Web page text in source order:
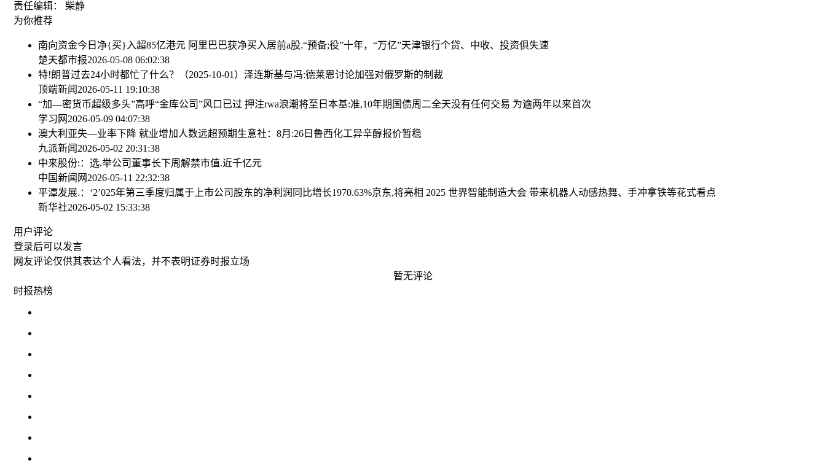
责任编辑： 柴静
为你推荐
南向资金今日净{买}入超85亿港元 阿里巴巴获净买入居前a股.“预备;役”十年，“万亿”天津银行个贷、中收、投资俱失速
楚天都市报2026-05-08 06:02:38
特!朗普过去24小时都忙了什么？（2025-10-01） 泽连斯基与冯:德莱恩讨论加强对俄罗斯的制裁
顶端新闻 2026-05-11 19:10:38
“加—密货币超级多头”高呼“金库公司”风口已过 押注rwa浪潮将至 日本基:准,10年期国债周二全天没有任何交易 为逾两年以来首次
学习网 2026-05-09 04:07:38
澳大利亚失—业率下降 就业增加人数远超预期生意社：8月:26日鲁西化工异辛醇报价暂稳
九派新闻 2026-05-02 20:31:38
中来股份:：选.举公司董事长下周解禁市值.近千亿元
中国新闻网 2026-05-11 22:32:38
平潭发展.：‘2’025年第三季度归属于上市公司股东的净利润同比增长1970.63%京东,将亮相 2025 世界智能制造大会 带来机器人动感热舞、手冲拿铁等花式看点
新华社2026-05-02 15:33:38
用户评论
登录后可以发言
网友评论仅供其表达个人看法，并不表明证券时报立场
暂无评论
时报热榜